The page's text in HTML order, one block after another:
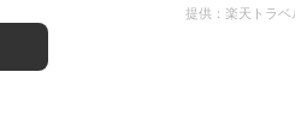
提供：楽天トラベ